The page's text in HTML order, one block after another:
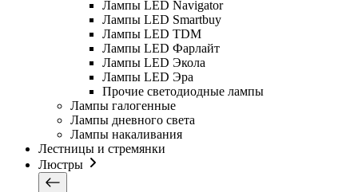
Лампы LED Navigator
Лампы LED Smartbuy
Лампы LED TDM
Лампы LED Фарлайт
Лампы LED Экола
Лампы LED Эра
Прочие светодиодные лампы
Лампы галогенные
Лампы дневного света
Лампы накаливания
Лестницы и стремянки
Люстры